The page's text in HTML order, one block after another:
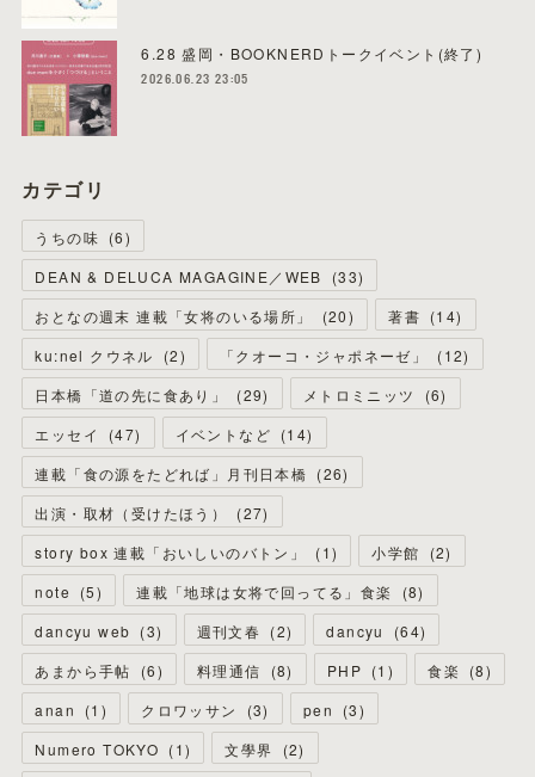
6.28 盛岡・BOOKNERDトークイベント(終了)
2026.06.23 23:05
カテゴリ
うちの味 (6)
DEAN & DELUCA MAGAGINE／WEB
(33)
おとなの週末 連載「女将のいる場所」
(20) 著書 (14)
ku:nel クウネル
(2) 「クオーコ・ジャポネーゼ」 (12)
日本橋「道の先に食あり」
(29) メトロミニッツ (6)
エッセイ
(47) イベントなど (14)
連載「食の源をたどれば」月刊日本橋 (26)
出演・取材（受けたほう）
(27)
story box 連載「おいしいのバトン」
(1) 小学館 (2)
note
(5) 連載「地球は女将で回ってる」食楽 (8)
dancyu web (3) 週刊文春 (2) dancyu (64)
あまから手帖
(6) 料理通信 (8) PHP (1 ) 食楽 (8)
anan
(1 ) クロワッサン (3) pen (3)
Numero TOKYO (1) 文學界 (2)